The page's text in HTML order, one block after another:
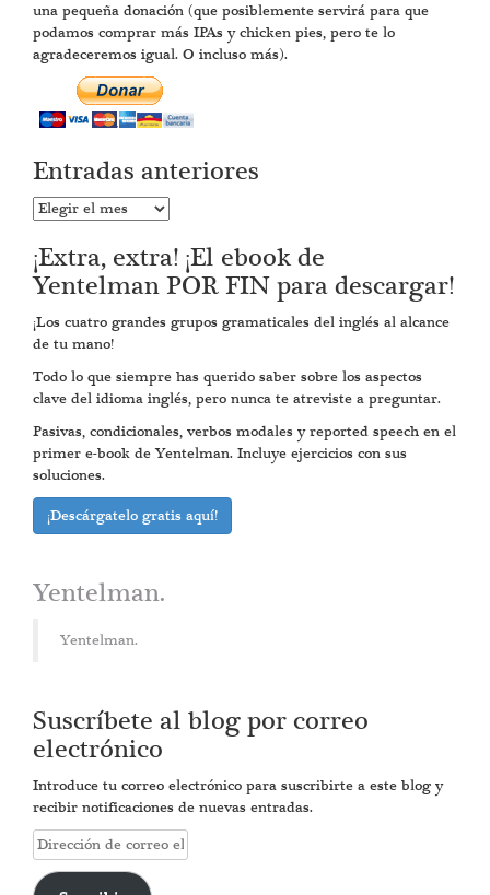
una pequeña donación (que posiblemente servirá para que
podamos comprar más IPAs y chicken pies, pero te lo
agradeceremos igual. O incluso más).
Entradas anteriores
Entradas
¡Extra, extra! ¡El ebook de
Yentelman POR FIN para descargar!
¡Los cuatro grandes grupos gramaticales del inglés al alcance
de tu mano!
Todo lo que siempre has querido saber sobre los aspectos
clave del idioma inglés, pero nunca te atreviste a preguntar.
Pasivas, condicionales, verbos modales y reported speech en el
primer e-book de Yentelman. Incluye ejercicios con sus
soluciones.
¡Descárgatelo gratis aquí!
Yentelman.
Yentelman.
Suscríbete al blog por correo
electrónico
Introduce tu correo electrónico para suscribirte a este blog y
recibir notificaciones de nuevas entradas.
Dirección
de
correo